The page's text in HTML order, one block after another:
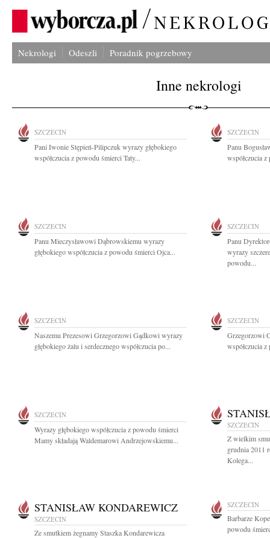
Nekrologi Odeszli Poradnik pogrzebowy
Inne nekrologi
SZCZECIN
Pani Iwonie Stępień-Pilipczuk wyrazy głębokiego
współczucia z powodu śmierci Taty...
SZCZECIN
Panu
współczucia
SZCZECIN
Panu Mieczysławowi Dąbrowskiemu wyrazy
głębokiego współczucia z powodu śmierci Ojca...
SZCZECIN
Panu
wyrazy
powodu...
SZCZECIN
Naszemu Prezesowi Grzegorzowi Gądkowi wyrazy
głębokiego żalu i serdecznego współczucia po...
SZCZECIN
Grzegorzowi
współczucia
SZCZECIN
Wyrazy głębokiego współczucia z powodu śmierci
Mamy składają Waldemarowi Andrzejowskiemu...
SZCZECIN
Z wielkim
grudnia 2011
Kolega...
STANISŁAW KONDAREWICZ
SZCZECIN
Ze smutkiem żegnamy Staszka Kondarewicza
SZCZECIN
Barbarze
powodu